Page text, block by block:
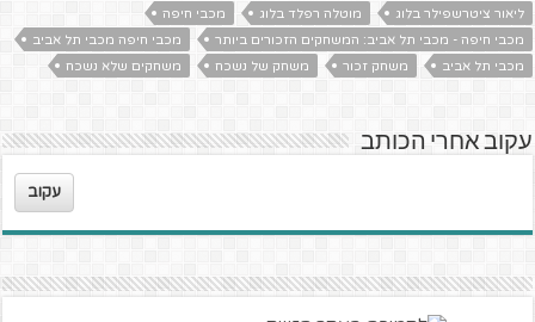
ליאור ציטרשפילר בלוג
מוטלה רפלד בלוג
מכבי חיפה
מכבי חיפה - מכבי תל אביב: המשחקים הזכורים ביותר
מכבי חיפה מכבי תל אביב
מכבי תל אביב
משחק זכור משחק של נשכח משחקים שלא נשכח
עקוב אחרי הכותב
עקוב